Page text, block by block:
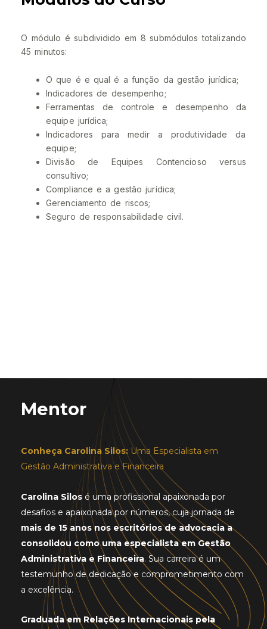
O módulo é subdividido em 8 submódulos totalizando
45 minutos:
O que é e qual é a função da gestão jurídica;
Indicadores de desempenho;
Ferramentas de controle e desempenho da
equipe jurídica;
Indicadores para medir a produtividade da
equipe;
Divisão de Equipes Contencioso versus
consultivo;
Compliance e a gestão jurídica;
Gerenciamento de riscos;
Seguro de responsabilidade civil.
Mentor
Conheça Carolina Silos: Uma Especialista em
Gestão Administrativa e Financeira
Carolina Silos é uma profissional apaixonada por
desafios e apaixonada por números, cuja jornada de
mais de 15 anos nos escritórios de advocacia a
consolidou como uma especialista em Gestão
Administrativa e Financeira. Sua carreira é um
testemunho de dedicação e comprometimento com
a excelência.
Graduada em Relações Internacionais pela